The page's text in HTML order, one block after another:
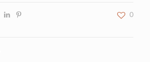
0